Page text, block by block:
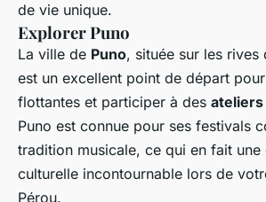
de vie unique.
Explorer Puno
La ville de Puno, située sur les rives
est un excellent point de départ
flottantes et participer à des ateliers
Puno est connue pour ses festivals
tradition musicale, ce qui en fait une
culturelle incontournable lors de
Pérou.